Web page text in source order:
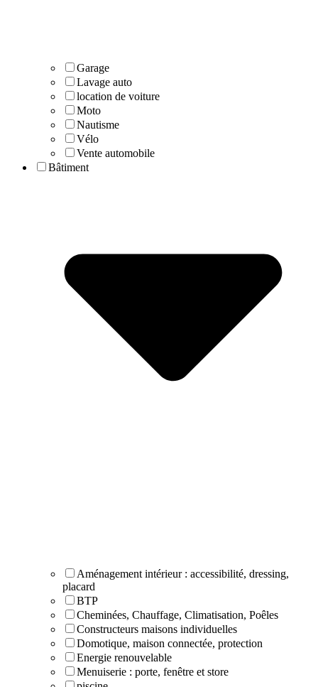
Garage
Lavage auto
location de voiture
Moto
Nautisme
Vélo
Vente automobile
Bâtiment
Aménagement intérieur : accessibilité, dressing,
placard
BTP
Cheminées, Chauffage, Climatisation, Poêles
Constructeurs maisons individuelles
Domotique, maison connectée, protection
Energie renouvelable
Menuiserie : porte, fenêtre et store